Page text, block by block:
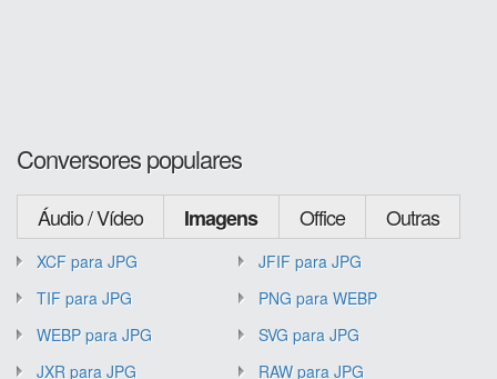
Conversores populares
Áudio / Vídeo Imagens Office Outras
XCF para JPG
JFIF para JPG
TIF para JPG
PNG para WEBP
WEBP para JPG
SVG para JPG
JXR para JPG
RAW para JPG